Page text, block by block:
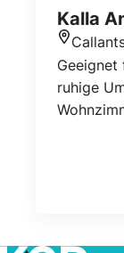
Kalla
Geeignet
ruhige